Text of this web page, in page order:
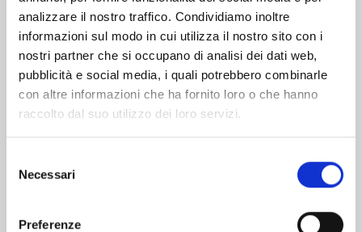
analizzare il nostro traffico. Condividiamo inoltre
informazioni sul modo in cui utilizza il nostro sito con i
nostri partner che si occupano di analisi dei dati web,
pubblicità e social media, i quali potrebbero combinarle
con altre informazioni che ha fornito loro o che hanno
raccolto dal suo utilizzo dei loro servizi.
delNecessari
Preferenze